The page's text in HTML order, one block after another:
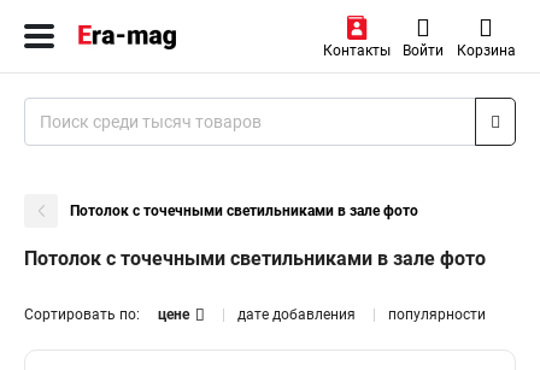
Контакты Войти Корзина
Потолок с точечными светильниками в зале фото
Потолок с точечными светильниками в зале фото
Сортировать по: цене дате добавления популярности